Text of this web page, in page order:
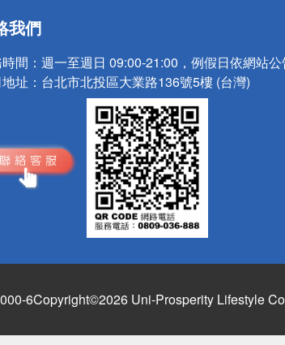
我們
間： 週一至週日 09:00-21:00，例假日依網站
址： 台北市北投區大業路136號5樓 (台灣)
6Copyright©2026 Uni-Prosperity Lifestyle